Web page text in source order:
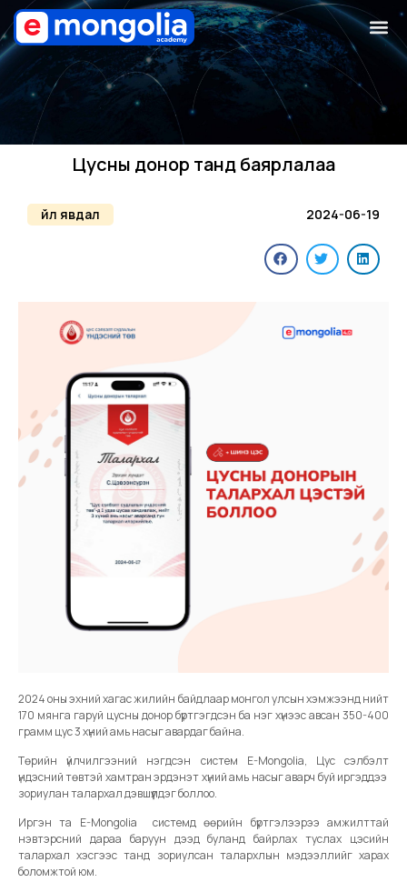
Цусны донор танд баярлалаа
Үйл явдал 2024-06-19
2024 оны эхний хагас жилийн байдлаар монгол улсын хэмжээнд нийт
170 мянга гаруй цусны донор бүртгэгдсэн ба нэг хүнээс авсан 350-400
грамм цус 3 хүний амь насыг авардаг байна.
Төрийн үйлчилгээний нэгдсэн систем E-Mongolia, Цус сэлбэлт
үндэсний төвтэй хамтран эрдэнэт хүний амь насыг аварч буй иргэддээ
зориулан талархал дэвшүүлдэг боллоо.
Иргэн та E-Mongolia системд өөрийн бүртгэлээрээ амжилттай
нэвтэрсний дараа баруун дээд буланд байрлах туслах цэсийн
талархал хэсгээс танд зориулсан талархлын мэдээллийг харах
боломжтой юм.